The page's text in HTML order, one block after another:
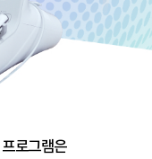
프로그램은